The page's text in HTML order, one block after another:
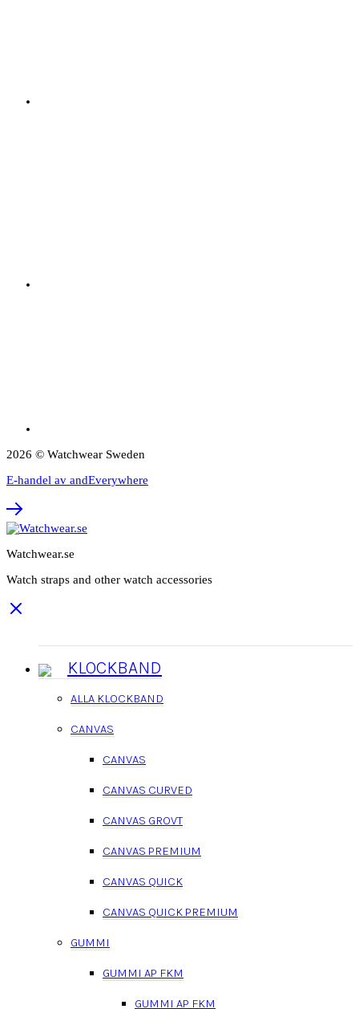
2026 © Watchwear Sweden
E-handel av andEverywhere
Watchwear.se
Watch straps and other watch accessories
KLOCKBAND
ALLA KLOCKBAND
CANVAS
CANVAS
CANVAS CURVED
CANVAS GROVT
CANVAS PREMIUM
CANVAS QUICK
CANVAS QUICK PREMIUM
GUMMI
GUMMI AP FKM
GUMMI AP FKM